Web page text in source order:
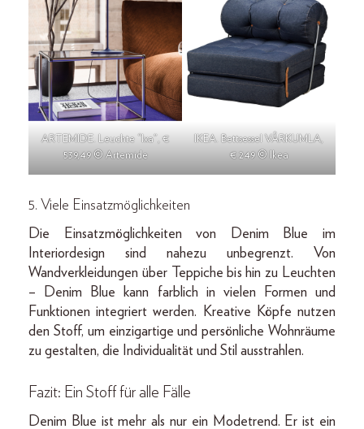
ARTEMIDE. Leuchte “Ixa”, €
539,49 © Artemide
IKEA. Bettsessel VÅRKUMLA,
€ 249 © Ikea
5. Viele Einsatzmöglichkeiten
Die Einsatzmöglichkeiten von Denim Blue im
Interiordesign sind nahezu unbegrenzt. Von
Wandverkleidungen über Teppiche bis hin zu Leuchten
– Denim Blue kann farblich in vielen Formen und
Funktionen integriert werden. Kreative Köpfe nutzen
den Stoff, um einzigartige und persönliche Wohnräume
zu gestalten, die Individualität und Stil ausstrahlen.
Fazit: Ein Stoff für alle Fälle
Denim Blue ist mehr als nur ein Modetrend. Er ist ein